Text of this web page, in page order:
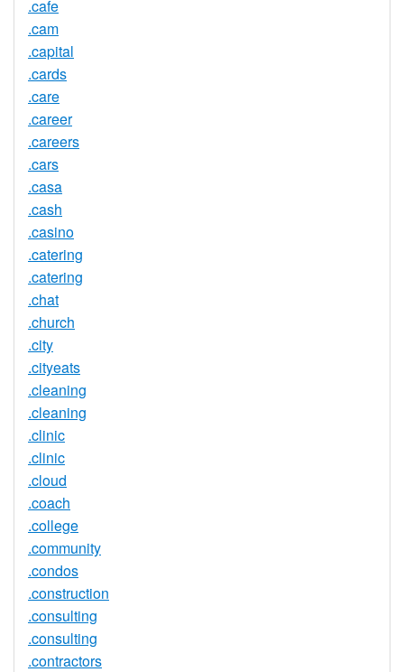
.cafe
.cam
.capital
.cards
.care
.career
.careers
.cars
.casa
.cash
.casino
.catering
.catering
.chat
.church
.city
.cityeats
.cleaning
.cleaning
.clinic
.clinic
.cloud
.coach
.college
.community
.condos
.construction
.consulting
.consulting
.contractors